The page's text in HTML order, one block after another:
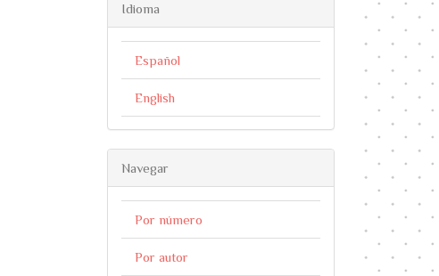
Idioma
Español
English
Navegar
Por número
Por autor